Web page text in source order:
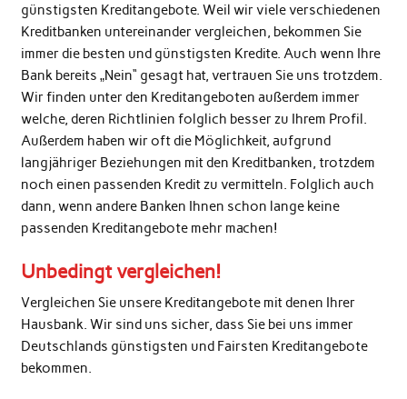
günstigsten Kreditangebote. Weil wir viele verschiedenen
Kreditbanken untereinander vergleichen, bekommen Sie
immer die besten und günstigsten Kredite. Auch wenn Ihre
Bank bereits „Nein“ gesagt hat, vertrauen Sie uns trotzdem.
Wir finden unter den Kreditangeboten außerdem immer
welche, deren Richtlinien folglich besser zu Ihrem Profil.
Außerdem haben wir oft die Möglichkeit, aufgrund
langjähriger Beziehungen mit den Kreditbanken, trotzdem
noch einen passenden Kredit zu vermitteln. Folglich auch
dann, wenn andere Banken Ihnen schon lange keine
passenden Kreditangebote mehr machen!
Unbedingt vergleichen!
Vergleichen Sie unsere Kreditangebote mit denen Ihrer
Hausbank. Wir sind uns sicher, dass Sie bei uns immer
Deutschlands günstigsten und Fairsten Kreditangebote
bekommen.